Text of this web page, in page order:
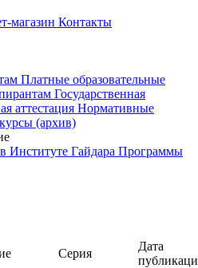
магазин Контакты
Платные образовательные
Государственная
аттестация Нормативные
(архив)
Гайдара Программы
Серия
Дата